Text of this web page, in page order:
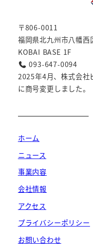
〒806-0011
福岡県北九州市八幡
KOBAI BASE 1F
093-647-0094
2025年4月、株式会社
に商号変更しました。
ホーム
ニュース
事業内容
会社情報
アクセス
プライバシーポリシー
お問い合わせ